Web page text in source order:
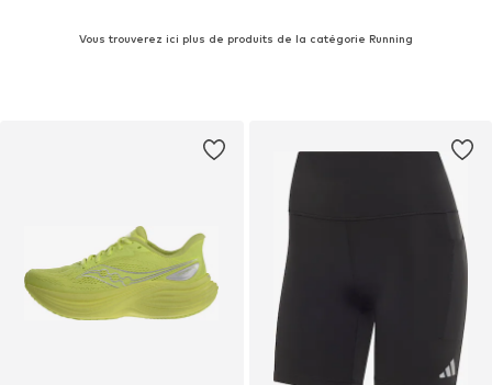
Vous trouverez ici plus de produits de la catégorie Running